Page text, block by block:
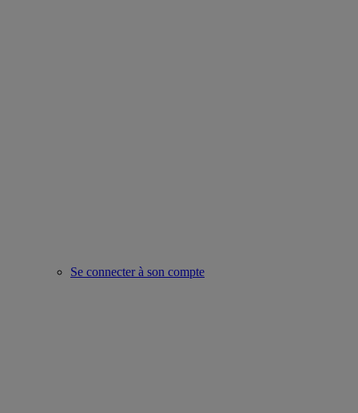
Se connecter à son compte